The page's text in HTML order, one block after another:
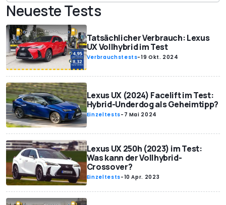
Neueste Tests
Tatsächlicher Verbrauch: Lexus
UX Vollhybrid im Test
Verbrauchstests-19 Okt. 2024
Lexus UX (2024) Facelift im Test:
Hybrid-Underdog als Geheimtipp?
Einzeltests- 7 Mai 2024
Lexus UX 250h (2023) im Test:
Was kann der Vollhybrid-
Crossover?
Einzeltests-10 Apr. 2023